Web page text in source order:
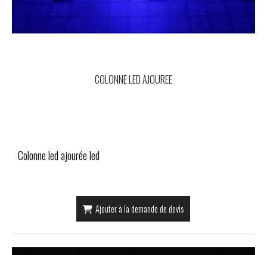
COLONNE LED AJOUREE
Colonne led ajourée led
Ajouter à la demande de devis